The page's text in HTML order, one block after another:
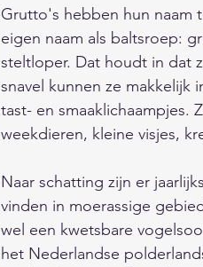
Grutto's hebben hun naam
eigen naam als baltsroep:
steltloper. Dat houdt in dat
snavel kunnen ze makkelijk
tast- en smaaklichaampjes.
weekdieren, kleine visjes,
Naar schatting zijn er
vinden in moerassige
wel een kwetsbare
het Nederlandse